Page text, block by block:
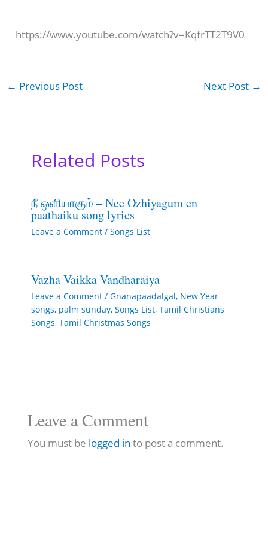
https://www.youtube.com/watch?v=KqfrTT2T9V0
← Previous Post Next Post →
Related Posts
நீ ஒளியாகும் – Nee Ozhiyagum en
paathaiku song lyrics
Leave a Comment / Songs List
Vazha Vaikka Vandharaiya
Leave a Comment / Gnanapaadalgal, New Year
songs, palm sunday, Songs List, Tamil Christians
Songs, Tamil Christmas Songs
Leave a Comment
You must be logged in to post a comment.